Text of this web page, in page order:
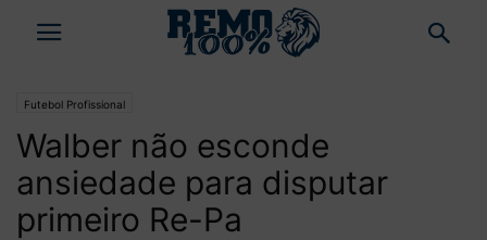
Futebol Profissional
Walber não esconde
ansiedade para disputar
primeiro Re-Pa